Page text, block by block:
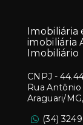
Imobiliária
imobiliária
Imobiliário
CNPJ -
Rua Antônio
Araguari/
(34)